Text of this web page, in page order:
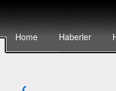
Home Haberler